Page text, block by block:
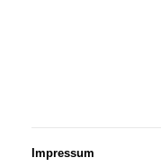
Impressum